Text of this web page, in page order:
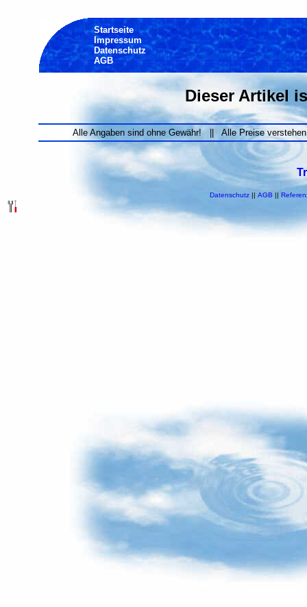
Startseite
Impressum
Datenschutz
AGB
Dieser Artikel
Alle Angaben sind ohne Gewähr! || Alle Preise
Datenschutz|| AGB ||